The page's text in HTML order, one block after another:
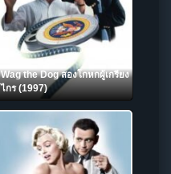
Wag the Dog สองโกหกผู้เกรียง
ไกร (1997)